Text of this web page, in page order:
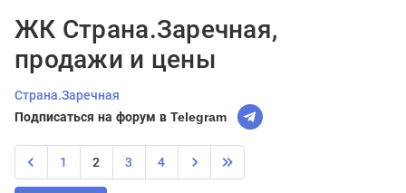
ЖК Страна.Заречная,
продажи и цены
Страна.Заречная
Подписаться на форум в Telegram
1 2 3 4